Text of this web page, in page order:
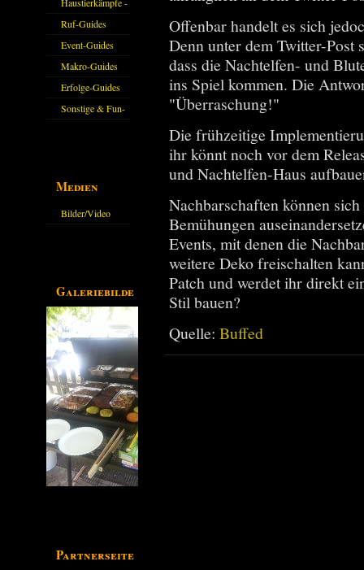
Haustiere
Guide
Ruf-Guides
Event-Guides
Makro-Guides
Erfolge-Guides
Sonstige & Fun-
Medien
Bilder/Video
Galeriebilder
Partnerseiten
Offenbar handelt es sich
Denn unter dem Twitter-Post
dass die Nachtelfen- und
ins Spiel kommen. Die
"Überraschung!"
Die frühzeitige
ihr könnt noch vor dem
und Nachtelfen-Haus
Nachbarschaften können
Bemühungen
Events, mit denen die
weitere Deko freischalten
Patch und werdet ihr direkt
Stil bauen?
Quelle: Buffed